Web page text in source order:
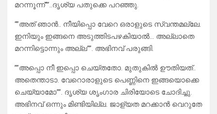
മറന്നൂന്ന്””..ദൃശ്യ പതുക്കെ പറഞ്ഞു.
“”അത് ഞാൻ.. നീയിപ്പൊ വേറെ ഒരാളുടെ സ്വന്തമല്ലേ.
ഇനിയും ഇങ്ങനെ അടുത്തിടപഴകിയാൽ… അല്ലാതെ
മറന്നിട്ടൊന്നും അല്ല””. അഭിനവ് പരുങ്ങി.
””അപ്പൊ നീ ഇപ്പൊ ചെയ്തതോ. മുതുകിൽ ഊതിയത്..
അതെന്താടാ. വേറൊരാളുടെ പെണ്ണിനെ ഇങ്ങയൊക്കെ
ചെയ്യാമോ””. ദൃശ്യ ശൃംഗാര ചിരിയോടെ ചോദിച്ചു.
അഭിനവ് ഒന്നും മിണ്ടിയില്ല. ജാള്യത മറക്കാൻ വെറുതേ